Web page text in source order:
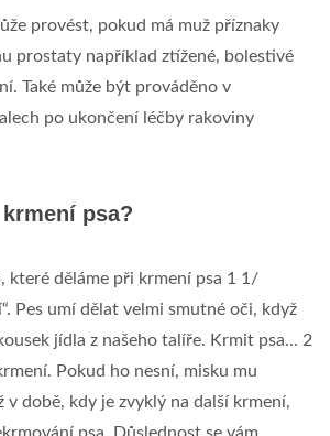
provést, pokud má muž příznaky
prostaty například ztížené, bolestivé
Také může být prováděno v
po ukončení léčby rakoviny
psa?
které děláme při krmení psa 1 1/
Pes umí dělat velmi smutné oči, když
jídla z našeho talíře. Krmit psa... 2
Pokud ho nesní, misku mu
v době, kdy je zvyklý na další krmení,